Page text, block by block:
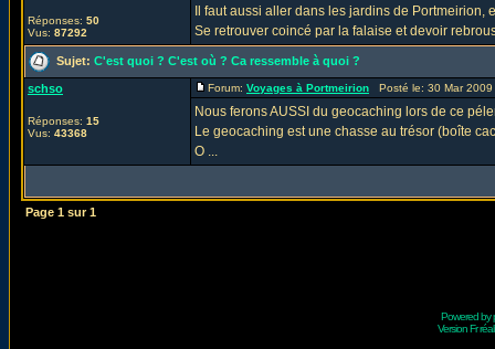
Réponses: 50
Vus: 87292
Il faut aussi aller dans les jardins de Portmeirion,
Se retrouver coincé par la falaise et devoir
Sujet: C'est quoi ? C'est où ? Ca ressemble à quoi ?
schso
Réponses: 15
Vus: 43368
Forum: Voyages à Portmeirion Posté le: 30 Mar
Nous ferons AUSSI du geocaching lors de ce
Le geocaching est une chasse au trésor (boîte
O ...
Page 1 sur1
Powered by
Version Fr